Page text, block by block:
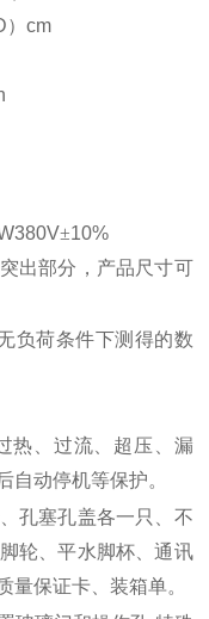
）cm
±10%
出部分，产品尺寸可
负荷条件下测得的数
热、过流、超压、漏
自动停机等保护。
孔塞孔盖各一只、不
脚轮、平水脚杯、通讯
量保证卡、装箱单。